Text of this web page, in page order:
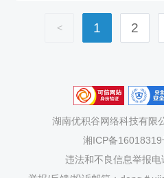
< 1 2
湖南优积谷网络科技有限
湘ICP备16018319
违法和不良信息举报